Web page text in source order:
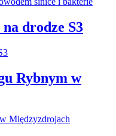
drodze S3
Rybnym w